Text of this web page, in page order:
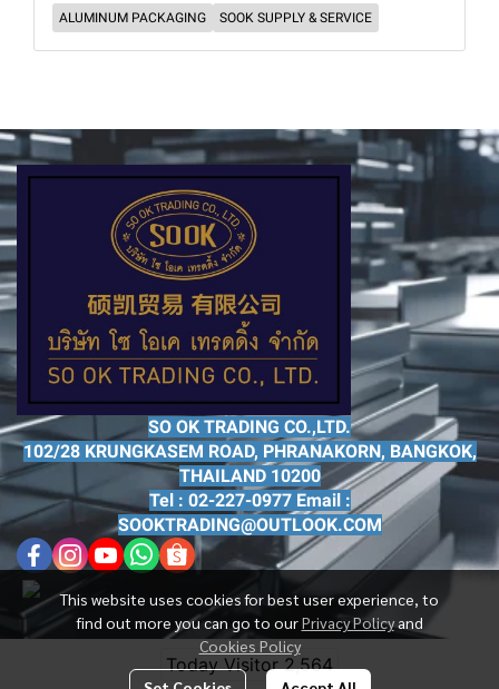
ALUMINUM PACKAGING SOOK SUPPLY & SERVICE
This website uses cookies for best user experience, to
find out more you can go to ourPrivacy Policyand
Cookies Policy
SO OK TRADING CO.,LTD.
102/28 KRUNGKASEM ROAD, PHRANAKORN, BANGKOK,
THAILAND 10200
Tel : 02-227-0977 Email :
SOOKTRADING@OUTLOOK.COM
Today Visitor2,564